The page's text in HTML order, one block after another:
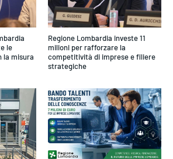
le
la misura
Regione Lombardia investe 11
milioni per rafforzare la
competitività di imprese e filiere
strategiche